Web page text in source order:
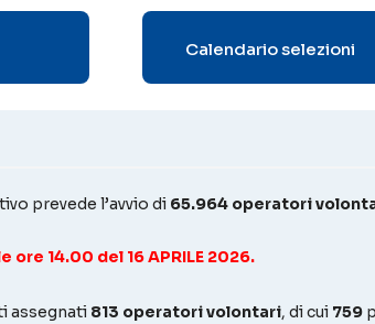
Calendario selezioni
prevede l’avvio di 65.964 operatori
14.00 del 16 APRILE 2026.
assegnati 813 operatori volontari, di cui 759